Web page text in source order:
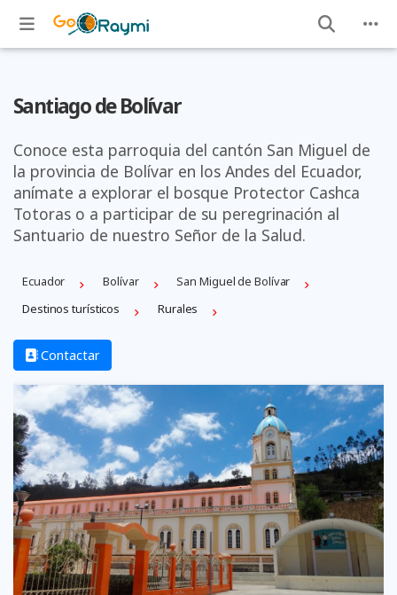
Santiago de Bolívar
Conoce esta parroquia del cantón San Miguel de
la provincia de Bolívar en los Andes del Ecuador,
anímate a explorar el bosque Protector Cashca
Totoras o a participar de su peregrinación al
Santuario de nuestro Señor de la Salud.
Ecuador Bolí­var
San Miguel de Bolívar
Destinos turísticos
Rurales
Contactar
Previous